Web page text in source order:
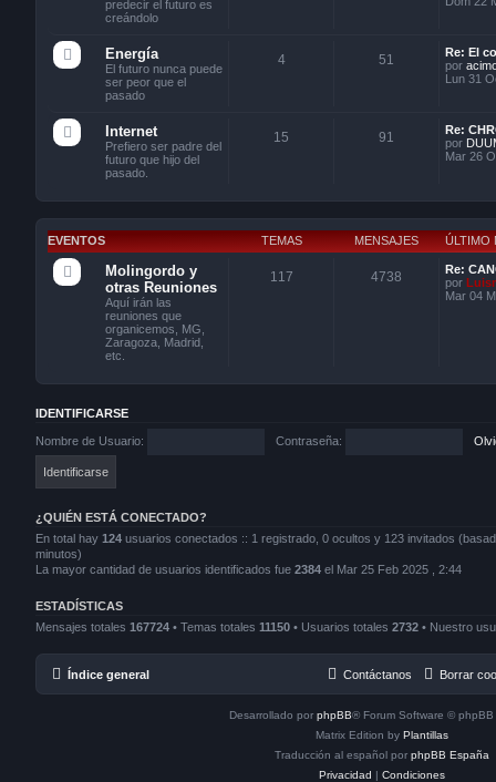
predecir el futuro es
creándolo
Energía
El futuro nunca puede
ser peor que el
pasado
4 51
Re: El
por
Lun 31
Internet
Prefiero ser padre del
futuro que hijo del
pasado.
15 91
Re:
por
Mar 26
EVENTOS TEMAS MENSAJES ÚLTIMO
Molingordo y
otras Reuniones
Aquí irán las
reuniones que
organicemos, MG,
Zaragoza, Madrid,
etc.
117 4738
Re:
por
Mar 04
IDENTIFICARSE
Nombre de Usuario: Contraseña:
¿QUIÉN ESTÁ CONECTADO?
En total hay 124 usuarios conectados :: 1 registrado, 0 ocultos y 123 invitados
minutos)
La mayor cantidad de usuarios identificados fue 2384 el Mar 25 Feb 2025 , 2:44
ESTADÍSTICAS
Mensajes totales 167724 • Temas totales 11150 • Usuarios totales 2732 • Nuestro
Índice general Borrar
Contáctanos
Desarrollado por phpBB® Forum Software © phpBB
Matrix Edition by Plantillas
Traducción al español por phpBB España
Privacidad | Condiciones